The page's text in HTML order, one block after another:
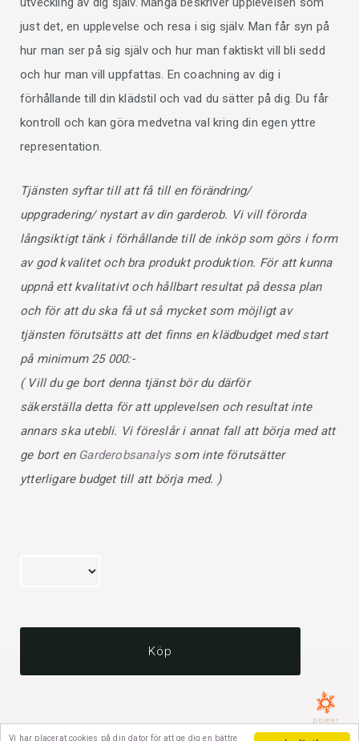
Vi har placerat cookies på din dator för att ge dig en bättre
just det, en upplevelse och resa i sig själv. Man får syn på
hur man ser på sig själv och hur man faktiskt vill bli sedd
och hur man vill uppfattas. En coachning av dig i
förhållande till din klädstil och vad du sätter på dig. Du får
kontroll och kan göra medvetna val kring din egen yttre
representation.
Tjänsten syftar till att få till en förändring/
uppgradering/ nystart av din garderob. Vi vill förorda
långsiktigt tänk i förhållande till de inköp som görs i form
av god kvalitet och bra produkt produktion. För att kunna
uppnå ett kvalitativt och hållbart resultat på dessa plan
och för att du ska få ut så mycket som möjligt av
tjänsten förutsätts att det finns en klädbudget med start
på minimum 25 000:-
( Vill du ge bort denna tjänst bör du därför
säkerställa detta för att upplevelsen och resultat inte
annars ska utebli. Vi föreslår i annat fall att börja med att
ge bort en Garderobsanalyssom inte förutsätter
ytterligare budget till att börja med. )
Köp